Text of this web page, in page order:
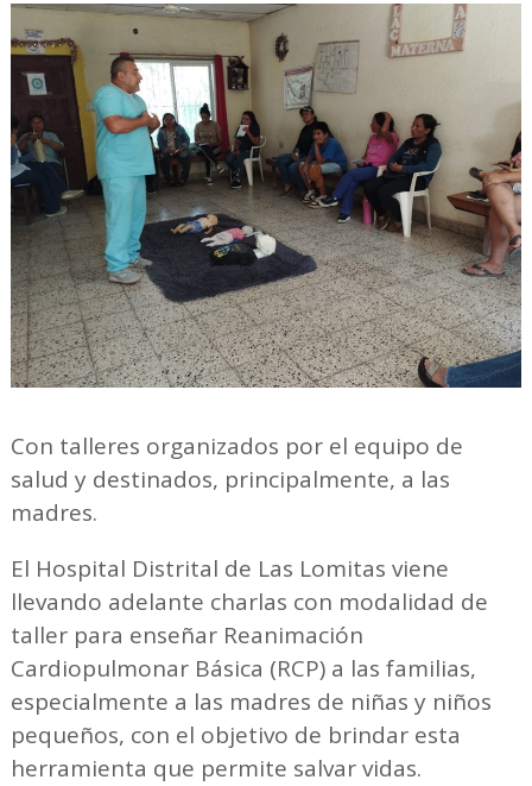
Con talleres organizados por el equipo de
salud y destinados, principalmente, a las
madres.
El Hospital Distrital de Las Lomitas viene
llevando adelante charlas con modalidad de
taller para enseñar Reanimación
Cardiopulmonar Básica (RCP) a las familias,
especialmente a las madres de niñas y niños
pequeños, con el objetivo de brindar esta
herramienta que permite salvar vidas.